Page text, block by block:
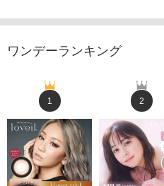
ワンデーランキング
1 2